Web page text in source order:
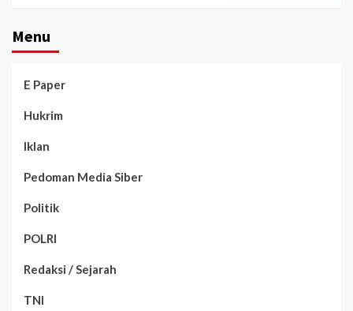
Menu
E Paper
Hukrim
Iklan
Pedoman Media Siber
Politik
POLRI
Redaksi / Sejarah
TNI